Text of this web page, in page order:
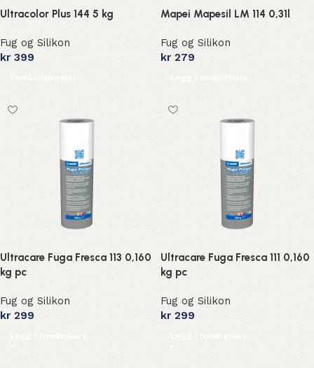
Ultracolor Plus 144 5 kg
Fug og Silikon
kr 399
Forhåndsbestill
Mapei Mapesil LM 114 0,31l
Fug og Silikon
kr 279
Legg i handlekurv
Ultracare Fuga Fresca 113 0,160
kg pc
Fug og Silikon
kr 299
Legg i handlekurv
Ultracare Fuga Fresca 111 0,160
kg pc
Fug og Silikon
kr299
Legg i handlekurv